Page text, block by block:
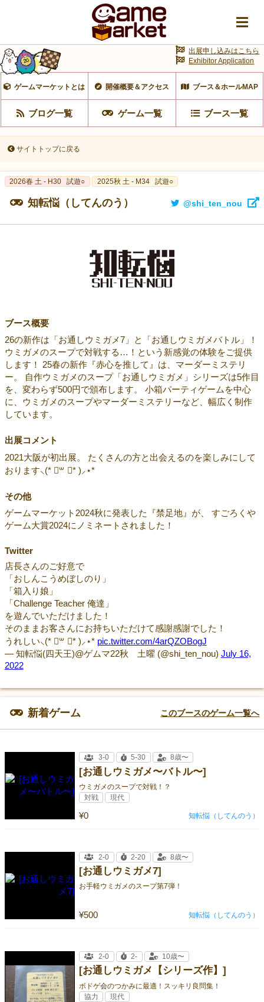
ゲームマーケットとは 開催概要＆アクセス ブース＆ホールMAP
ブログ一覧 ゲーム一覧 ブース一覧
出展申し込みはこちら
Exhibitor Application
サイトトップに戻る
2026春 土 - H30 試遊○ 2025秋 土 - M34 試遊○
知転悩（してんのう） @shi_ten_nou
ブース概要
26の新作は「お通しウミガメ7」と「お通しウミガメバトル」！
ウミガメのスープで対戦する…！という新感覚の体験をご提供
します！ 25春の新作『赤心を推して』は、マーダーミステリ
ー。 自作ウミガメのスープ「お通しウミガメ」シリーズは5作目
を、変わらず500円で頒布します。 小箱パーティゲームを中心
に、ウミガメのスープやマーダーミステリーなど、幅広く制作
しています。
出展コメント
2021大阪が初出展。 たくさんの方と出会えるのを楽しみにして
おります⸜(* ॑꒳ ॑* )⸝⋆*
その他
ゲームマーケット2024秋に発表した『禁足地』が、 すごろくや
ゲーム大賞2024にノミネートされました！
Twitter
店長さんのご好意で
「おしんこうめぼしのり」
「箱入り娘」
「Challenge Teacher 俺達」
を遊んでいただけました！
そのままお客さんにお持ちいただけて感謝感謝でした！
うれしい⸜(* ॑꒳ ॑* )⸝⋆* pic.twitter.com/4arQZOBogJ
— 知転悩(四天王)@ゲムマ22秋 土曜 (@shi_ten_nou) July 16,
2022
新着ゲーム このブースのゲーム一覧へ
[お通しウミガメ〜バトル〜]
ウミガメのスープで対戦！？
¥0
3-0 5-30 8歳〜
対戦 現代
知転悩（してんのう）
[お通しウミガメ7]
お手軽ウミガメのスープ第7弾！
¥500
2-0 2-20 8歳〜
知転悩（してんのう）
[お通しウミガメ【シリーズ作】]
ボドゲ会のつかみに最適！スッキリ良問集！
2-0 2- 10歳〜
協力 現代